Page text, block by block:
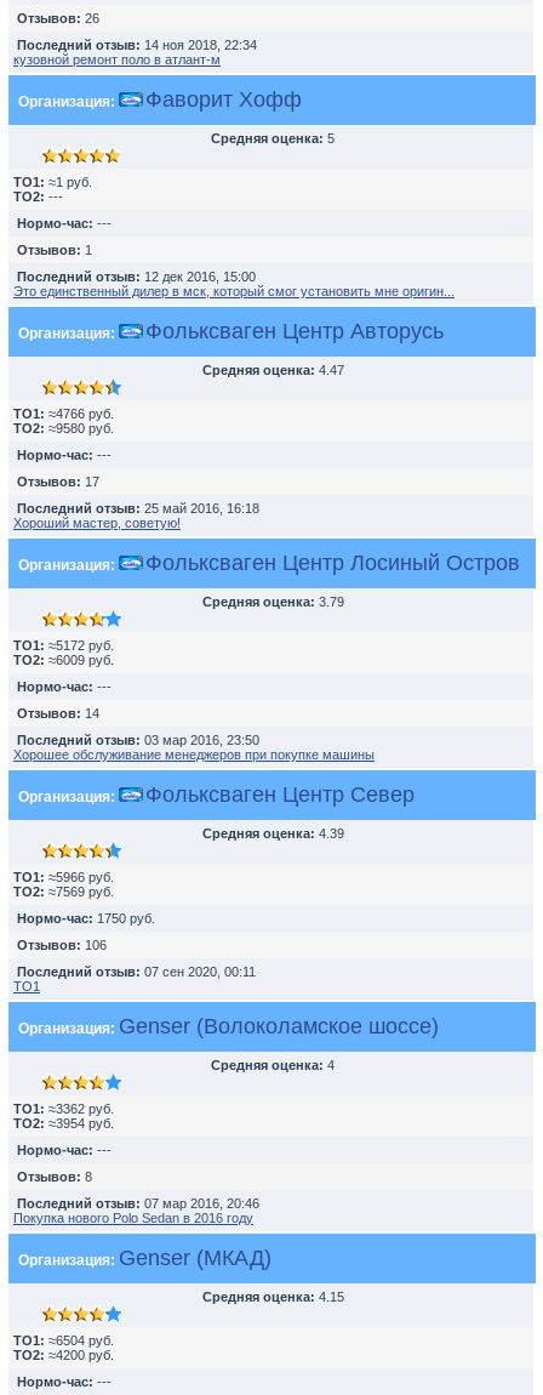
Отзывов: 26
Последний отзыв: 14 ноя 2018, 22:34
кузовной ремонт поло в атлант-м
Организация: Фаворит Хофф
Средняя оценка: 5
TO1: ≈1 руб.
TO2: ---
Нормо-час: ---
Отзывов: 1
Последний отзыв: 12 дек 2016, 15:00
Это единственный дилер в мск, который смог установить мне оригин...
Организация: Фольксваген Центр Авторусь
Средняя оценка: 4.47
TO1: ≈4766 руб.
TO2: ≈9580 руб.
Нормо-час: ---
Отзывов: 17
Последний отзыв: 25 май 2016, 16:18
Хороший мастер, советую!
Организация: Фольксваген Центр Лосиный Остров
Средняя оценка: 3.79
TO1: ≈5172 руб.
TO2: ≈6009 руб.
Нормо-час: ---
Отзывов: 14
Последний отзыв: 03 мар 2016, 23:50
Хорошее обслуживание менеджеров при покупке машины
Организация: Фольксваген Центр Север
Средняя оценка: 4.39
TO1: ≈5966 руб.
TO2: ≈7569 руб.
Нормо-час: 1750 руб.
Отзывов: 106
Последний отзыв: 07 сен 2020, 00:11
ТО1
Организация: Genser (Волоколамское шоссе)
Средняя оценка: 4
TO1: ≈3362 руб.
TO2: ≈3954 руб.
Нормо-час: ---
Отзывов: 8
Последний отзыв: 07 мар 2016, 20:46
Покупка нового Polo Sedan в 2016 году
Организация: Genser (МКАД)
Средняя оценка: 4.15
TO1: ≈6504 руб.
TO2: ≈4200 руб.
Нормо-час: ---